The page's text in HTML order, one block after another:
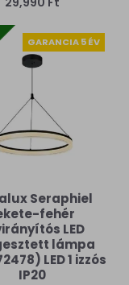
GARANCIA 5 ÉV
Seraphiel
fehér
LED
lámpa
LED 1 izzós
IP20